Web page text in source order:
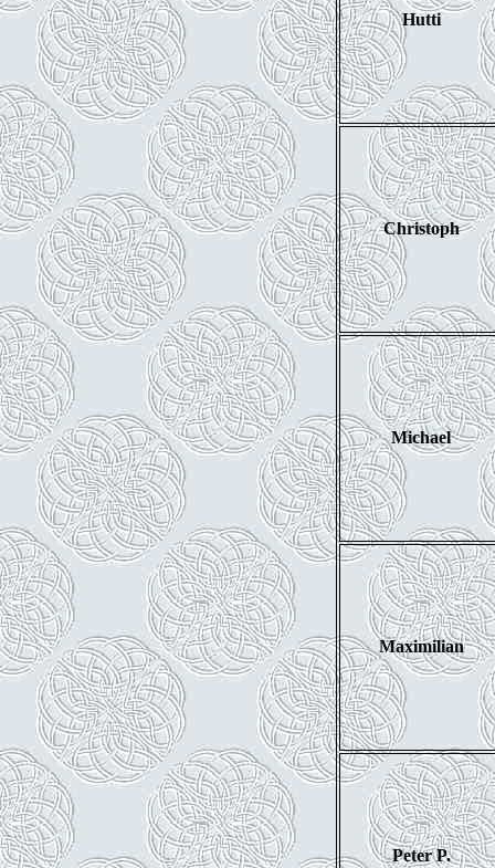
Hutti
Christoph
Michael
Maximilian
Peter P.